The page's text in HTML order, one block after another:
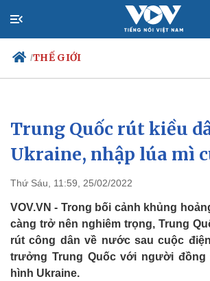
/THẾ GIỚI
Chính trị
Đảng
Tổ chức nhân sự
Nhận diện sự thật
Xã hội
Tin 24h
Dự báo
Việc làm
Biển đảo
Trung Quốc rút kiều
Ukraine, nhập lúa mì
Thứ Sáu, 11:59, 25/02/2022
VOV.VN - Trong bối cảnh khủng
càng trở nên nghiêm trọng, Trung
rút công dân về nước sau cuộc
trưởng Trung Quốc với người đồng
hình Ukraine.